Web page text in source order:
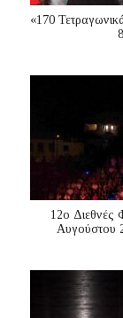
«170
12ο Διεθνές
Αυγούστου